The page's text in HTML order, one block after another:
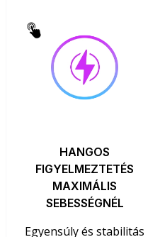
HANGOS
FIGYELMEZTETÉS
MAXIMÁLIS
SEBESSÉGNÉL
Egyensúly és stabilitás